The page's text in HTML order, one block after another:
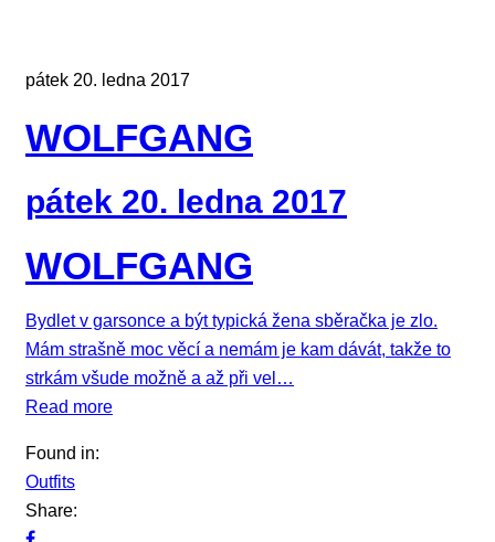
pátek 20. ledna 2017
WOLFGANG
pátek 20. ledna 2017
WOLFGANG
Bydlet v garsonce a být typická žena sběračka je zlo.
Mám strašně moc věcí a nemám je kam dávát, takže to
strkám všude možně a až při vel…
Read more
Found in:
Outfits
Share: